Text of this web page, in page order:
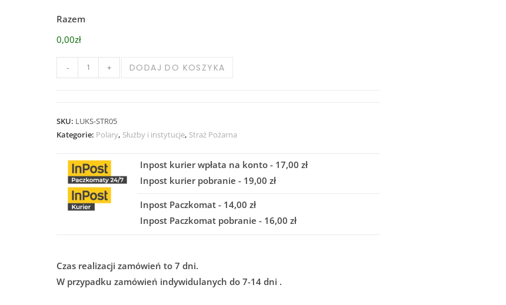
Razem
0,00zł
- + DODAJ DO KOSZYKA
SKU: LUKS-STR05
Kategorie: Polary, Służby i instytucje, Straż Pożarna
Inpost kurier wpłata na konto - 17,00 zł
Inpost kurier pobranie - 19,00 zł
Inpost Paczkomat - 14,00 zł
Inpost Paczkomat pobranie - 16,00 zł
Czas realizacji zamówień to 7 dni.
W przypadku zamówień indywidulanych do 7-14 dni .